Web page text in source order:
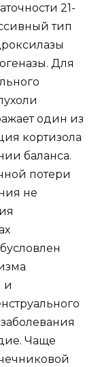
21-
тип
Для
один из
кортизола
баланса.
потери
не
и
Чаще